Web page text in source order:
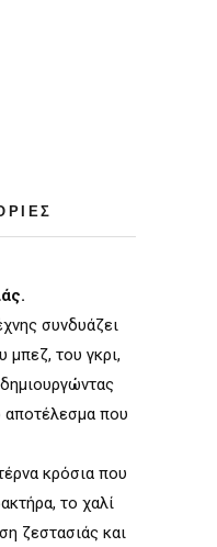
συνδυάζει
µπεζ, του γκρι,
αποτέλεσµα που
κρόσια που
το χαλί
ζεστασιάς και